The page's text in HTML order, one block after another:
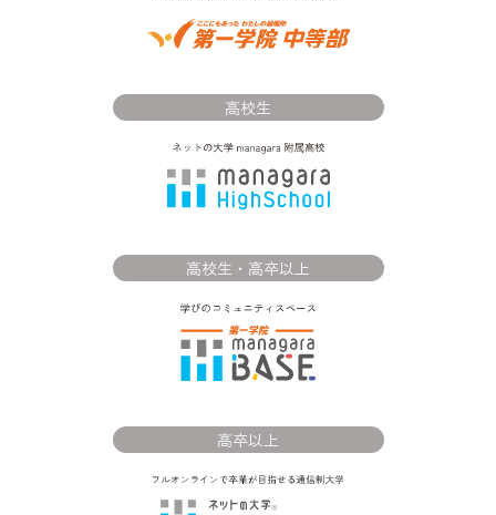
高校生
高校生・高卒以上
高卒以上